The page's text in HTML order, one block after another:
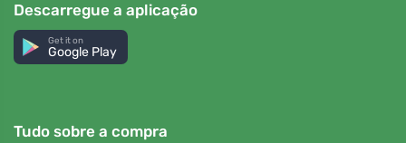
Descarregue a aplicação
Get it on
Google Play
Tudo sobre a compra